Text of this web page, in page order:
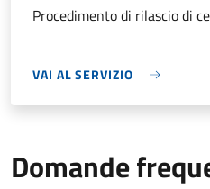
Procedimento di rilascio di
VAI AL SERVIZIO
Domande